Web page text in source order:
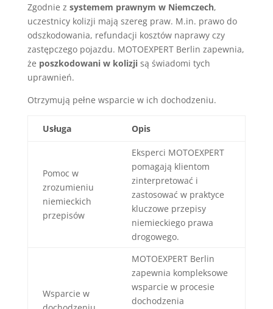
Zgodnie z systemem prawnym w Niemczech,
uczestnicy kolizji mają szereg praw. M.in. prawo do
odszkodowania, refundacji kosztów naprawy czy
zastępczego pojazdu. MOTOEXPERT Berlin zapewnia,
że poszkodowani w kolizjisą świadomi tych
uprawnień.
Otrzymują pełne wsparcie w ich dochodzeniu.
Usługa Opis
Pomoc w
zrozumieniu
niemieckich
przepisów
Eksperci MOTOEXPERT
pomagają klientom
zinterpretować i
zastosować w praktyce
kluczowe przepisy
niemieckiego prawa
drogowego.
Wsparcie w
MOTOEXPERT Berlin
zapewnia kompleksowe
wsparcie w procesie
dochodzenia